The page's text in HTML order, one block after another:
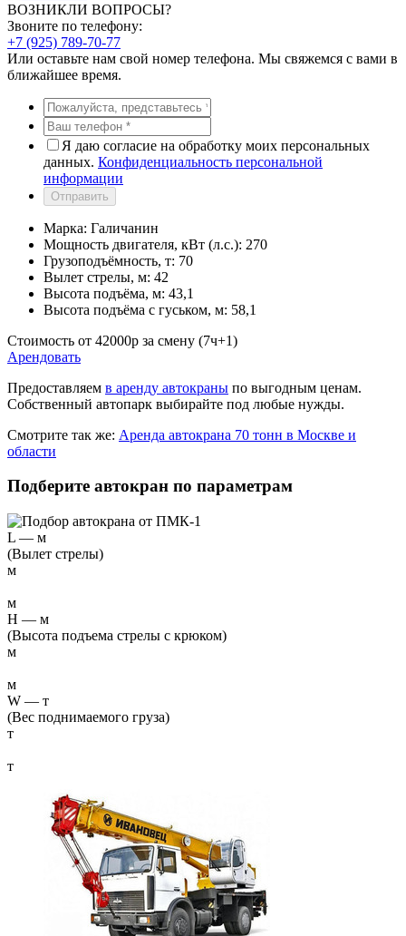
ВОЗНИКЛИ ВОПРОСЫ?
Звоните по телефону:
+7 (925) 789-70-77
Или оставьте нам свой номер телефона. Мы свяжемся с вами в
ближайшее время.
Я даю согласие на обработку моих персональных
данных. Конфиденциальность персональной
информации
Отправить
Марка: Галичанин
Мощность двигателя, кВт (л.с.): 270
Грузоподъёмность, т: 70
Вылет стрелы, м: 42
Высота подъёма, м: 43,1
Высота подъёма с гуськом, м: 58,1
Стоимость от 42000p за смену (7ч+1)
Арендовать
Предоставляем в аренду автокраны по выгодным ценам.
Собственный автопарк выбирайте под любые нужды.
Смотрите так же: Аренда автокрана 70 тонн в Москве и
области
Подберите автокран по параметрам
L — м
(Вылет стрелы)
м
м
H — м
(Высота подъема стрелы с крюком)
м
м
W — т
(Вес поднимаемого груза)
т
т